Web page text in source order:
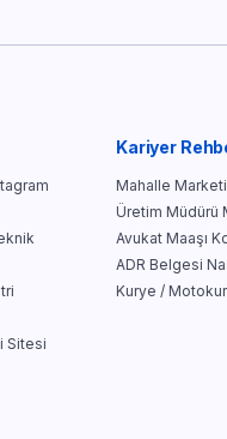
Sitesi
Kariyer
Mahalle
Üretim Müdürü
Avukat Maaşı
ADR Belgesi
Kurye /